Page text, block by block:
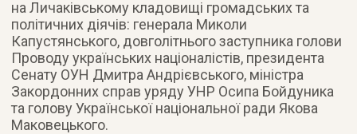
на Личаківському кладовищі громадських та
політичних діячів: генерала Миколи
Капустянського, довголітнього заступника голови
Проводу українських націоналістів, президента
Сенату ОУН Дмитра Андрієвського, міністра
Закордонних справ уряду УНР Осипа Бойдуника
та голову Української національної ради Якова
Маковецького.